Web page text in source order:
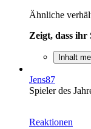
Ähnliche
Zeigt, dass ihr
Inhalt
Jens87
Spieler des
Reaktionen